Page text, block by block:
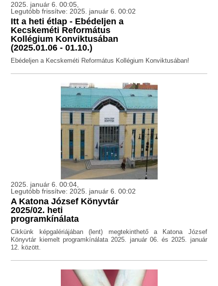
2025. január 6. 00:05,
Legutóbb frissítve: 2025. január 6. 00:02
Itt a heti étlap - Ebédeljen a
Kecskeméti Református
Kollégium Konviktusában
(2025.01.06 - 01.10.)
Ebédeljen a Kecskeméti Református Kollégium Konviktusában!
2025. január 6. 00:04,
Legutóbb frissítve: 2025. január 6. 00:02
A Katona József Könyvtár
2025/02. heti
programkínálata
Cikkünk képgalériájában (lent) megtekinthető a Katona József
Könyvtár kiemelt programkínálata 2025. január 06. és 2025. január
12. között.